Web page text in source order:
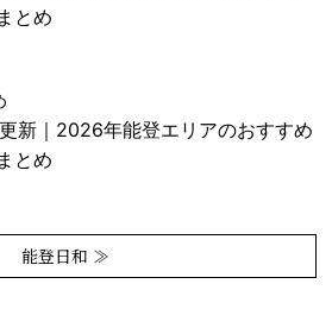
とめ
新｜2026年能登エリアのおすすめ
とめ
能登日和 ≫